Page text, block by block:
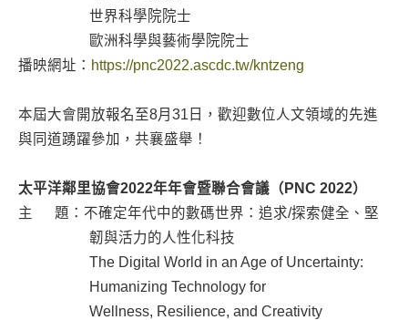
世界科學院院士
歐洲科學與藝術學院院士
播映網址： https://pnc2022.ascdc.tw/kntzeng
本屆大會開放報名至8月31日，歡迎數位人文領域的先進
與同道踴躍參加，共襄盛舉！
太平洋鄰里協會2022年年會暨聯合會議（PNC 2022）
主 題：不確定年代中的數碼世界：追求/探索健全、堅
韌與活力的人性化科技
The Digital World in an Age of Uncertainty:
Humanizing Technology for
Wellness, Resilience, and Creativity